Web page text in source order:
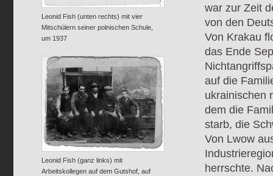
Leonid Fish (unten rechts) mit vier
Mitschülern seiner polnischen Schule,
um 1937
Leonid Fish (ganz links) mit
Arbeitskollegen auf dem Gutshof, auf
war zur Zeit
von den
Von Krakau
das Ende
auf die
ukrainischen
dem die
starb, die
Von Lwow
herrschte.